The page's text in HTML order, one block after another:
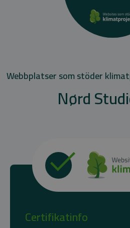
Webbplatser som stöder
Nørd
Certifikatinfo